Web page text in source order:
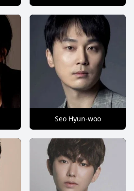
Seo Hyun-woo